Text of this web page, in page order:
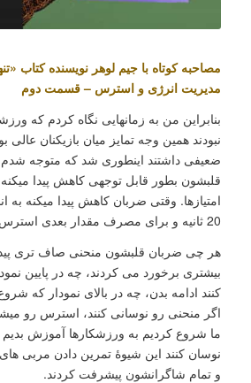
مصاحبه کوتاه با جیم لوهر نویسنده کتاب
مدیریت انرژی و استرس – قسمت دوم
بنابراین من به زمانهایی نگاه کردم که
نبودند همین وجه تمایز میان بازیکنان
ضعیفی داشتند اینطوری شد که متوجه شدم
قلبشون بطور قابل توجهی کاهش پیدا
20 ثانیه و برای مصرف مقدار بعدی استرس آماده میشن.
هر چی ضربان قلبشون منحنی صاف تری
بیشتری برخورد می کردند، چه در پایین
کنند ادامه بدن، چه در بالای نمودار که
اگر منحنی رو نوسانی کنند، استرس رو
ما شروع کردیم به ورزشکارها آموزش بدیم
نوسان کنند این شیوۀ تمرین دادن مربی
و تمام شاگرانشون پیشرفت کردند.